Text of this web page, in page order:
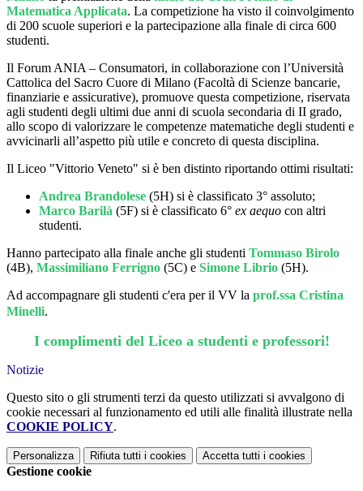
Matematica Applicata. La competizione ha visto il coinvolgimento
di 200 scuole superiori e la partecipazione alla finale di circa 600
studenti.
Il Forum ANIA – Consumatori, in collaborazione con l’Università
Cattolica del Sacro Cuore di Milano (Facoltà di Scienze bancarie,
finanziarie e assicurative), promuove questa competizione, riservata
agli studenti degli ultimi due anni di scuola secondaria di II grado,
allo scopo di valorizzare le competenze matematiche degli studenti e
avvicinarli all’aspetto più utile e concreto di questa disciplina.
Il Liceo "Vittorio Veneto" si è ben distinto riportando ottimi risultati:
Andrea Brandolese (5H) si è classificato 3° assoluto;
Marco Barilà (5F) si è classificato 6° ex aequo con altri
studenti.
Hanno partecipato alla finale anche gli studenti Tommaso Birolo
(4B), Massimiliano Ferrigno (5C) e Simone Librio (5H).
Ad accompagnare gli studenti c'era per il VV la prof.ssa Cristina
Minelli.
I complimenti del Liceo a studenti e professori!
Notizie
Questo sito o gli strumenti terzi da questo utilizzati si avvalgono di
cookie necessari al funzionamento ed utili alle finalità illustrate nella
COOKIE POLICY.
Personalizza Rifiuta tutti i cookies Accetta tutti i cookies
Gestione cookie